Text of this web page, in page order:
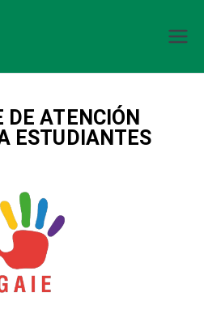
DE ATENCIÓN
ESTUDIANTES